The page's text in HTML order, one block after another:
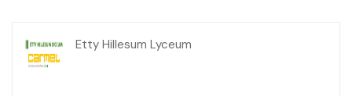
Etty Hillesum Lyceum